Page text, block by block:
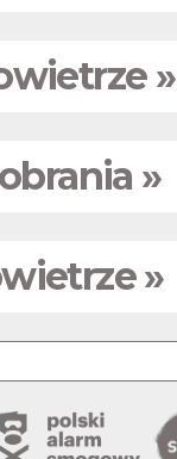
»
»
»